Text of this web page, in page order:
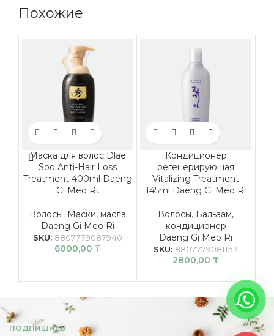
Похожие
Маска для волос Dlae
Soo Anti-Hair Loss
Treatment 400ml Daeng
Gi Meo Ri.
Волосы, Маски, масла
Daeng Gi Meo Ri
SKU: 8807779087940
6000,00 ₸
Кондиционер
регенерирующая
Vitalizing Treatment
145ml Daeng Gi Meo Ri
Волосы, Бальзам,
кондиционер
Daeng Gi Meo Ri
SKU: 8807779081153
2800,00 ₸
ПОДПИШИСЬ